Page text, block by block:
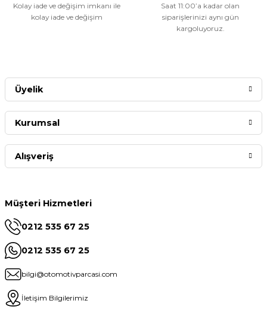
Kolay iade ve değişim imkanı ile
kolay iade ve değişim
Saat 11:00’a kadar olan
siparişlerinizi aynı gün
kargoluyoruz.
Müşteri Hizmetleri
0212 535 67 25
0212 535 67 25
bilgi@otomotivparcasi.com
İletişim Bilgilerimiz
Üyelik
Kurumsal
Alışveriş